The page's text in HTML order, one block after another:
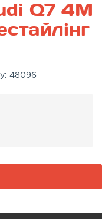
Q7 4M
48096